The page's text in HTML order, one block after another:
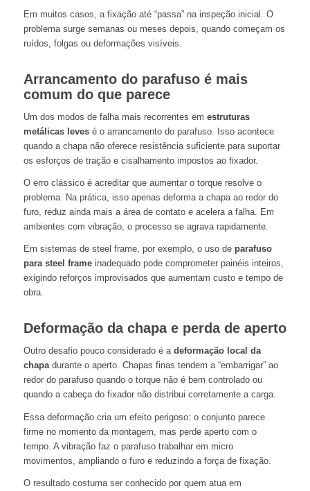
Em muitos casos, a fixação até “passa” na inspeção inicial. O
problema surge semanas ou meses depois, quando começam os
ruídos, folgas ou deformações visíveis.
Arrancamento do parafuso é mais
comum do que parece
Um dos modos de falha mais recorrentes em estruturas
metálicas levesé o arrancamento do parafuso. Isso acontece
quando a chapa não oferece resistência suficiente para suportar
os esforços de tração e cisalhamento impostos ao fixador.
O erro clássico é acreditar que aumentar o torque resolve o
problema. Na prática, isso apenas deforma a chapa ao redor do
furo, reduz ainda mais a área de contato e acelera a falha. Em
ambientes com vibração, o processo se agrava rapidamente.
Em sistemas de steel frame, por exemplo, o uso de parafuso
para steel frameinadequado pode comprometer painéis inteiros,
exigindo reforços improvisados que aumentam custo e tempo de
obra.
Deformação da chapa e perda de aperto
Outro desafio pouco considerado é a deformação local da
chapadurante o aperto. Chapas finas tendem a “embarrigar” ao
redor do parafuso quando o torque não é bem controlado ou
quando a cabeça do fixador não distribui corretamente a carga.
Essa deformação cria um efeito perigoso: o conjunto parece
firme no momento da montagem, mas perde aperto com o
tempo. A vibração faz o parafuso trabalhar em micro
movimentos, ampliando o furo e reduzindo a força de fixação.
O resultado costuma ser conhecido por quem atua em